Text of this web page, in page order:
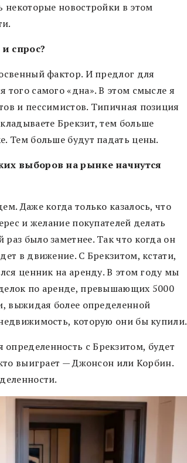
некоторые новостройки в этом
спрос?
фактор. И предлог для
того самого «дна». В этом смысле я
и пессимистов. Типичная позиция
Брекзит, тем больше
Тем больше будут падать цены.
выборов на рынке начнутся
Даже когда только казалось, что
и желание покупателей делать
было заметнее. Так что когда он
в движение. С Брекзитом, кстати,
ценник на аренду. В этом году мы
по аренде, превышающих 5000
выжидая более определенной
которую они бы купили.
определенность с Брекзитом, будет
выиграет — Джонсон или Корбин.